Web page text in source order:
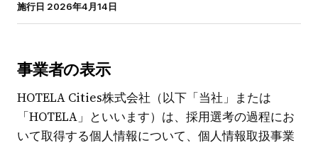
施行日 2026年4月14日
事業者の表示
HOTELA Cities株式会社（以下「当社」または
「HOTELA」といいます）は、採用選考の過程にお
いて取得する個人情報について、個人情報取扱事業